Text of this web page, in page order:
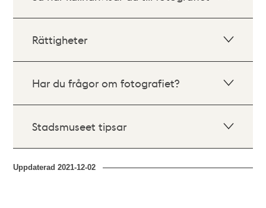
Rättigheter
Har du frågor om fotografiet?
Stadsmuseet tipsar
Uppdaterad2021-12-02